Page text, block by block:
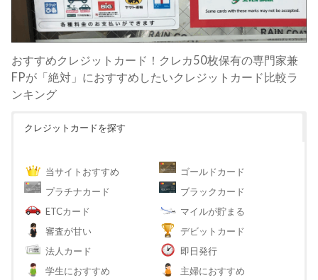
おすすめクレジットカード！クレカ50枚保有の専門家兼
FPが「絶対」におすすめしたいクレジットカード比較ラ
ンキング
クレジットカードを探す
当サイトおすすめ
ゴールドカード
プラチナカード
ブラックカード
ETCカード
マイルが貯まる
審査が甘い
デビットカード
法人カード
即日発行
学生におすすめ
主婦におすすめ